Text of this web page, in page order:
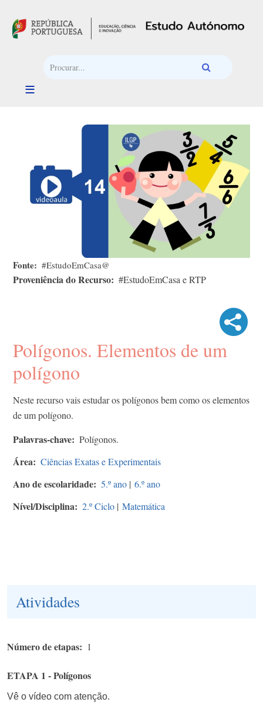
Fonte #EstudoEmCasa@
Proveniência do Recurso #EstudoEmCasa e RTP
Polígonos. Elementos de um
polígono
Neste recurso vais estudar os polígonos bem como os elementos
de um polígono.
Palavras-chave Polígonos.
Área Ciências Exatas e Experimentais
Ano de escolaridade 5.º ano | 6.º ano
Nível/Disciplina 2.º Ciclo | Matemática
Atividades
Número de etapas 1
ETAPA 1 - Polígonos
Vê o vídeo com atenção.